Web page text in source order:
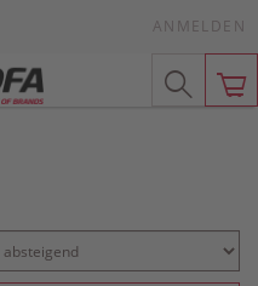
ANMELDEN